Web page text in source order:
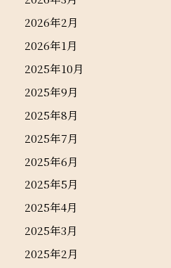
2026年2月
2026年1月
2025年10月
2025年9月
2025年8月
2025年7月
2025年6月
2025年5月
2025年4月
2025年3月
2025年2月